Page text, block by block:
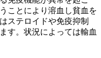
ことにより溶血し貧血を
ステロイドや免疫抑制
す。状況によっては輸血